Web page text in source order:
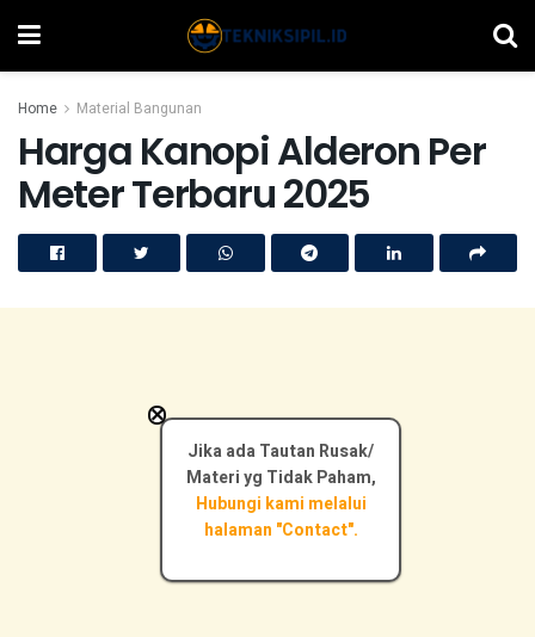
Home Material Bangunan
Harga Kanopi Alderon Per
Meter Terbaru 2025
Jika ada Tautan Rusak/
Materi yg Tidak Paham,
Hubungi kami melalui
halaman "Contact".
×